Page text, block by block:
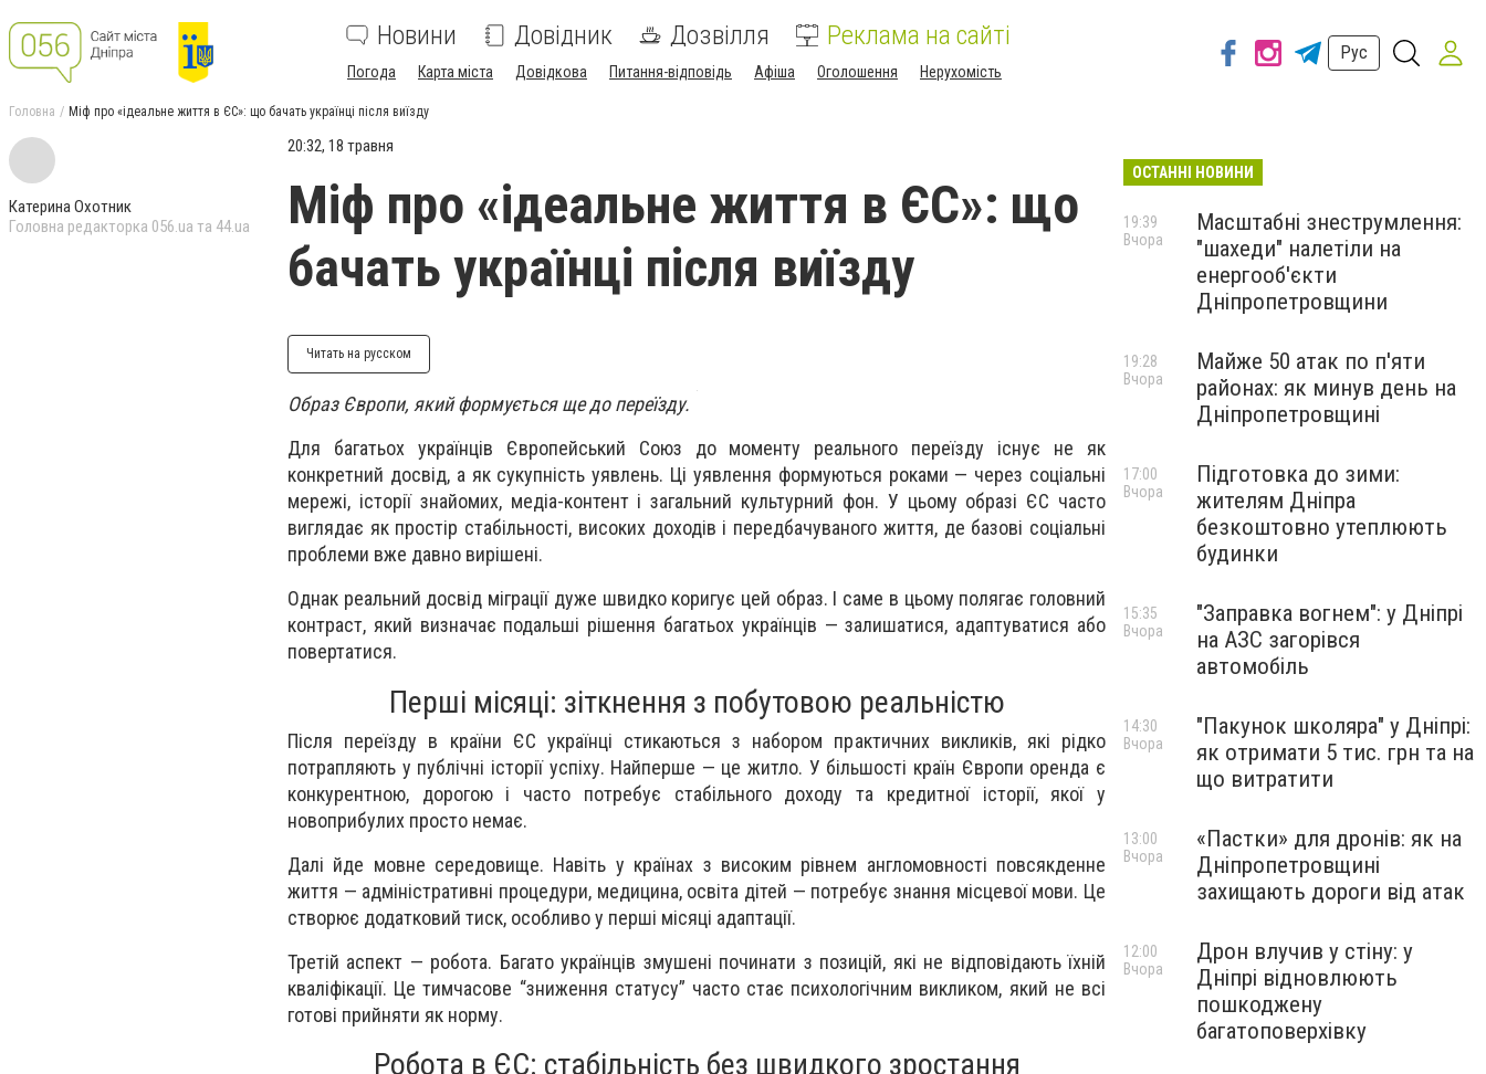
Новини Довідник Дозвілля Реклама на сайті
Погода Карта міста Довідкова Питання-відповідь Афіша Оголошення Нерухомість
Рус
Головна Міф про «ідеальне життя в ЄС»: що бачать українці після виїзду
Катерина Охотник
Головна редакторка 056.ua та 44.ua
20:32, 18 травня
Міф про «ідеальне життя в ЄС»: що
бачать українці після виїзду
Читать на русском
Образ Європи, який формується ще до переїзду.
Для багатьох українців Європейський Союз до моменту реального переїзду існує не як
конкретний досвід, а як сукупність уявлень. Ці уявлення формуються роками — через соціальні
мережі, історії знайомих, медіа-контент і загальний культурний фон. У цьому образі ЄС часто
виглядає як простір стабільності, високих доходів і передбачуваного життя, де базові соціальні
проблеми вже давно вирішені.
Однак реальний досвід міграції дуже швидко коригує цей образ. І саме в цьому полягає головний
контраст, який визначає подальші рішення багатьох українців — залишатися, адаптуватися або
повертатися.
Перші місяці: зіткнення з побутовою реальністю
Після переїзду в країни ЄС українці стикаються з набором практичних викликів, які рідко
потрапляють у публічні історії успіху. Найперше — це житло. У більшості країн Європи оренда є
конкурентною, дорогою і часто потребує стабільного доходу та кредитної історії, якої у
новоприбулих просто немає.
Далі йде мовне середовище. Навіть у країнах з високим рівнем англомовності повсякденне
життя — адміністративні процедури, медицина, освіта дітей — потребує знання місцевої мови. Це
створює додатковий тиск, особливо у перші місяці адаптації.
Третій аспект — робота. Багато українців змушені починати з позицій, які не відповідають їхній
кваліфікації. Це тимчасове “зниження статусу” часто стає психологічним викликом, який не всі
готові прийняти як норму.
Робота в ЄС: стабільність без швидкого зростання
ОСТАННІ НОВИНИ
Масштабні знеструмлення:
"шахеди" налетіли на
енергооб'єкти
Дніпропетровщини
19:39
Вчора
Майже 50 атак по п'яти
районах: як минув день на
Дніпропетровщині
19:28
Вчора
Підготовка до зими:
жителям Дніпра
безкоштовно утеплюють
будинки
17:00
Вчора
"Заправка вогнем": у Дніпрі
на АЗС загорівся
автомобіль
15:35
Вчора
"Пакунок школяра" у Дніпрі:
як отримати 5 тис. грн та на
що витратити
14:30
Вчора
«Пастки» для дронів: як на
Дніпропетровщині
захищають дороги від атак
13:00
Вчора
Дрон влучив у стіну: у
Дніпрі відновлюють
пошкоджену
багатоповерхівку
12:00
Вчора